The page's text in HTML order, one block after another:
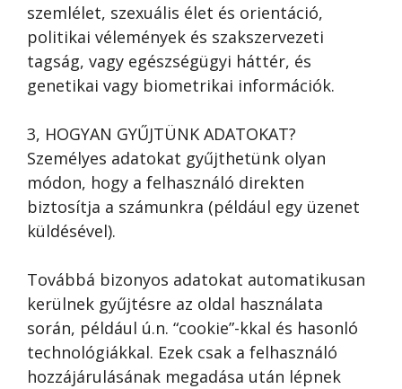
szemlélet, szexuális élet és orientáció,
politikai vélemények és szakszervezeti
tagság, vagy egészségügyi háttér, és
genetikai vagy biometrikai információk.
3, HOGYAN GYŰJTÜNK ADATOKAT?
Személyes adatokat gyűjthetünk olyan
módon, hogy a felhasználó direkten
biztosítja a számunkra (például egy üzenet
küldésével).
Továbbá bizonyos adatokat automatikusan
kerülnek gyűjtésre az oldal használata
során, például ú.n. “cookie”-kkal és hasonló
technológiákkal. Ezek csak a felhasználó
hozzájárulásának megadása után lépnek